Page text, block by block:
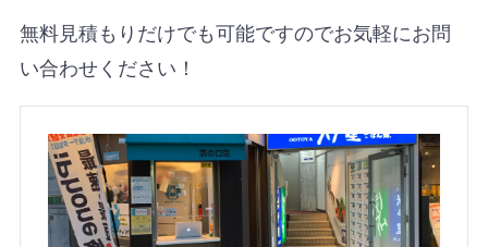
無料見積もりだけでも可能ですのでお気軽にお問
い合わせください！